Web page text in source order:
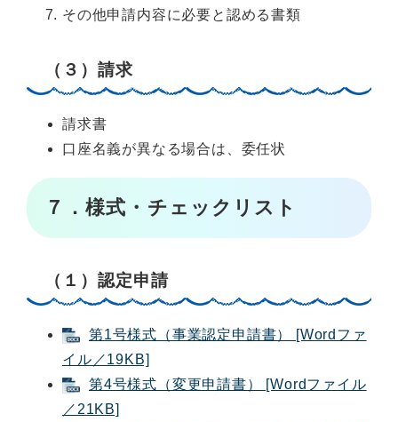
その他申請内容に必要と認める書類
（３）請求
請求書
口座名義が異なる場合は、委任状
７．様式 ・チェックリスト
（１）認定申請
第1号様式（事業認定申請書） [Wordファ
イル／19KB]
第4号様式（変更申請書） [Wordファイル
／21KB]